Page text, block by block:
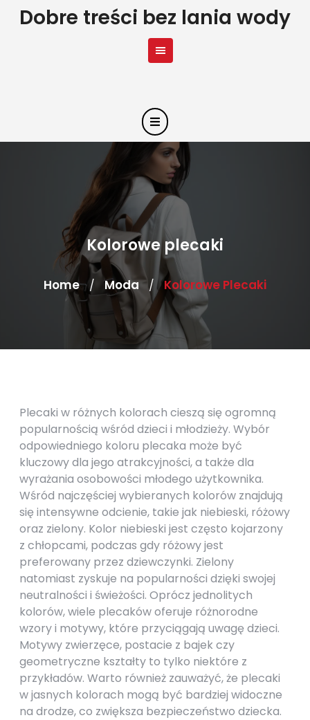
SkipDobre treści bez lania wody
Kolorowe plecaki
Home / Moda / Kolorowe Plecaki
Plecaki w różnych kolorach cieszą się ogromną
popularnością wśród dzieci i młodzieży. Wybór
odpowiedniego koloru plecaka może być
kluczowy dla jego atrakcyjności, a także dla
wyrażania osobowości młodego użytkownika.
Wśród najczęściej wybieranych kolorów znajdują
się intensywne odcienie, takie jak niebieski, różowy
oraz zielony. Kolor niebieski jest często kojarzony
z chłopcami, podczas gdy różowy jest
preferowany przez dziewczynki. Zielony
natomiast zyskuje na popularności dzięki swojej
neutralności i świeżości. Oprócz jednolitych
kolorów, wiele plecaków oferuje różnorodne
wzory i motywy, które przyciągają uwagę dzieci.
Motywy zwierzęce, postacie z bajek czy
geometryczne kształty to tylko niektóre z
przykładów. Warto również zauważyć, że plecaki
w jasnych kolorach mogą być bardziej widoczne
na drodze, co zwiększa bezpieczeństwo dziecka.